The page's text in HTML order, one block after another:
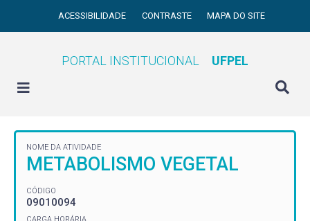
ACESSIBILIDADE CONTRASTE MAPA DO SITE
PORTAL INSTITUCIONAL UFPEL
NOME DA ATIVIDADE
METABOLISMO VEGETAL
CÓDIGO
09010094
CARGA HORÁRIA